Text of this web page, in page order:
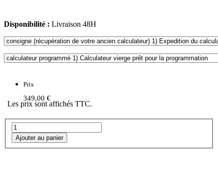
Disponibilité : Livraison 48H
Prix
349,00 €
Les prix sont affichés TTC.